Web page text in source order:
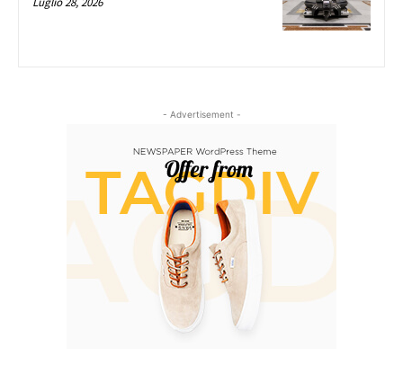
- Advertisement -